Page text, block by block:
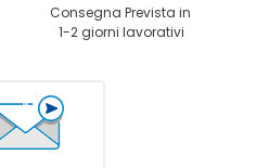
Consegna Prevista in
1-2 giorni lavorativi